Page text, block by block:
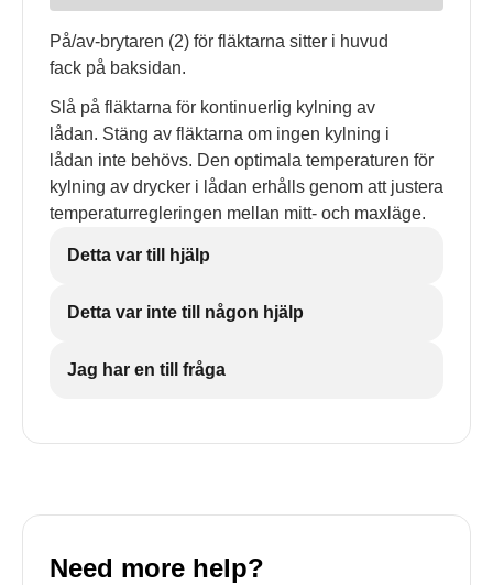
På/av-brytaren (2) för fläktarna sitter i huvud
fack på baksidan.
Slå på fläktarna för kontinuerlig kylning av
lådan. Stäng av fläktarna om ingen kylning i
lådan inte behövs. Den optimala temperaturen för
kylning av drycker i lådan erhålls genom att justera
temperaturregleringen mellan mitt- och maxläge.
Detta var till hjälp
Detta var inte till någon hjälp
Jag har en till fråga
Need more help?